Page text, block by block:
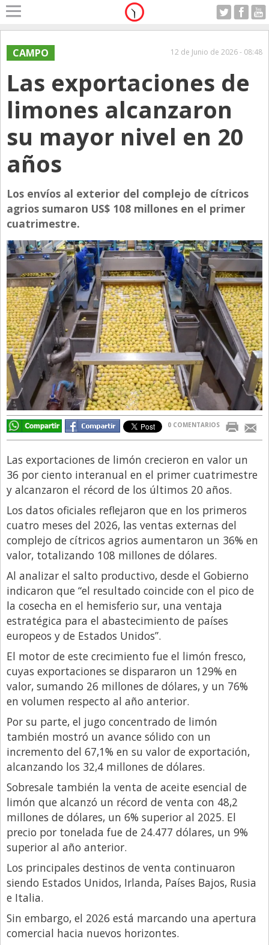
Home
A Motor
Anticipo
Campo
Carrera & Emprendedores
Club House
Con Estilo
De Bolsillo
Diarios de Argentina
Diarios del Mundo
Directivos
Ecología y Ambiente
Economía
El Experto
El Innovador
El Precio Que Yo Ví
Entrevista
Entrevista Exclusiva
Gastronomia
Internacionales
La Opinión del Director
Legales
Libro de Quejas
Medios
Millonarios
Minuto Lanzamiento
Negocios
Opinion
País
Política
Publicidad y Marketing
Real Estate y Propiedades
Responsabilidad Social
Salidas
Santa Fe
Show Business
Sociedad
Tecnología
Tendencias
Viajes
CAMPO 12 de Junio de 2026 - 08:48
Las exportaciones de
limones alcanzaron
su mayor nivel en 20
años
Los envíos al exterior del complejo de cítricos
agrios sumaron US$ 108 millones en el primer
cuatrimestre.
0 COMENTARIOS
Las exportaciones de limón crecieron en valor un
36 por ciento interanual en el primer cuatrimestre
y alcanzaron el récord de los últimos 20 años.
Los datos oficiales reflejaron que en los primeros
cuatro meses del 2026, las ventas externas del
complejo de cítricos agrios aumentaron un 36% en
valor, totalizando 108 millones de dólares.
Al analizar el salto productivo, desde el Gobierno
indicaron que “el resultado coincide con el pico de
la cosecha en el hemisferio sur, una ventaja
estratégica para el abastecimiento de países
europeos y de Estados Unidos”.
El motor de este crecimiento fue el limón fresco,
cuyas exportaciones se dispararon un 129% en
valor, sumando 26 millones de dólares, y un 76%
en volumen respecto al año anterior.
Por su parte, el jugo concentrado de limón
también mostró un avance sólido con un
incremento del 67,1% en su valor de exportación,
alcanzando los 32,4 millones de dólares.
Sobresale también la venta de aceite esencial de
limón que alcanzó un récord de venta con 48,2
millones de dólares, un 6% superior al 2025. El
precio por tonelada fue de 24.477 dólares, un 9%
superior al año anterior.
Los principales destinos de venta continuaron
siendo Estados Unidos, Irlanda, Países Bajos, Rusia
e Italia.
Sin embargo, el 2026 está marcando una apertura
comercial hacia nuevos horizontes.